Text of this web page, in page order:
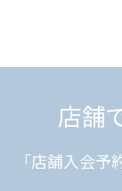
店舗
「店舗入会予